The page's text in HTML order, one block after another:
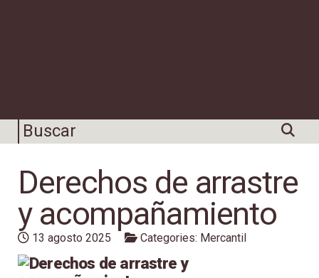
Derechos de arrastre
y acompañamiento
13 agosto 2025 Categories: Mercantil